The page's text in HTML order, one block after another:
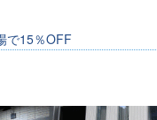
で15％OFF